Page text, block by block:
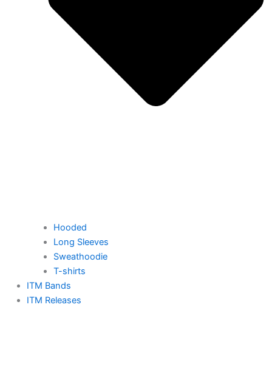
Hooded
Long Sleeves
Sweathoodie
T-shirts
ITM Bands
ITM Releases